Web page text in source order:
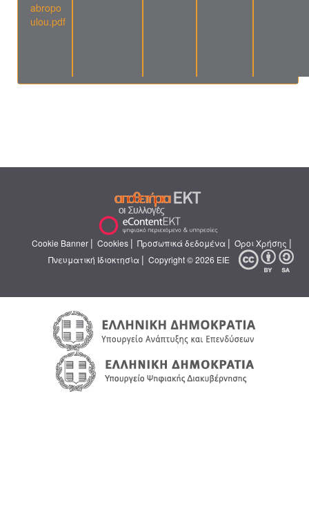
abropo
ulou.pdf
Cookie Banner | Cookies | Προσωπικά δεδομένα | Όροι Χρήσης |
Πνευματική Ιδιοκτησία | Copyright © 2026 ΕΙΕ